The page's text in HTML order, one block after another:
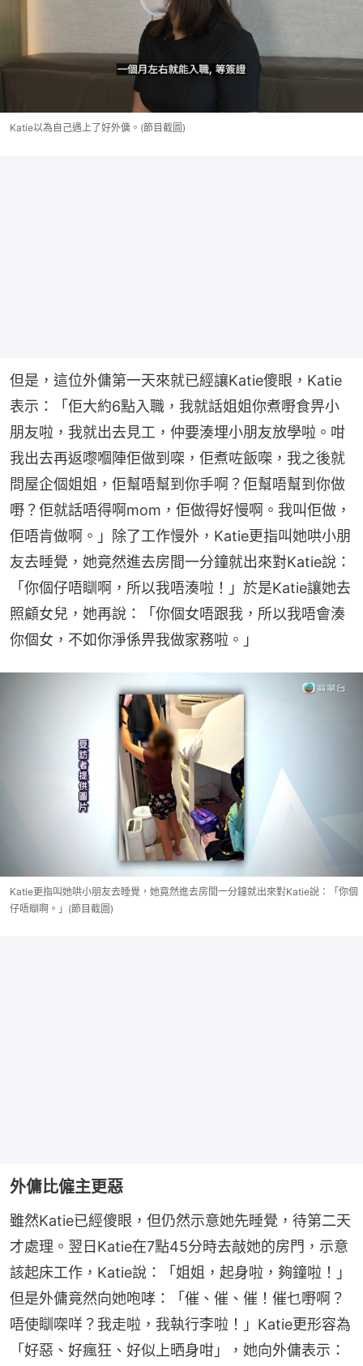
Katie以為自己遇上了好外傭。(節目截圖)
但是，這位外傭第一天來就已經讓Katie傻眼，Katie
表示：「佢大約6點入職，我就話姐姐你煮嘢食畀小
朋友啦，我就出去見工，仲要湊埋小朋友放學啦。咁
我出去再返嚟嗰陣佢做到㗎，佢煮咗飯㗎，我之後就
問屋企個姐姐，佢幫唔幫到你手啊？佢幫唔幫到你做
嘢？佢就話唔得啊mom，佢做得好慢啊。我叫佢做，
佢唔肯做啊。」除了工作慢外，Katie更指叫她哄小朋
友去睡覺，她竟然進去房間一分鐘就出來對Katie說：
「你個仔唔瞓啊，所以我唔湊啦！」於是Katie讓她去
照顧女兒，她再說：「你個女唔跟我，所以我唔會湊
你個女，不如你淨係畀我做家務啦。」
Katie更指叫她哄小朋友去睡覺，她竟然進去房間一分鐘就出來對Katie說：「你個
仔唔瞓啊。」(節目截圖)
外傭比僱主更惡
雖然Katie已經傻眼，但仍然示意她先睡覺，待第二天
才處理。翌日Katie在7點45分時去敲她的房門，示意
該起床工作，Katie說：「姐姐，起身啦，夠鐘啦！」
但是外傭竟然向她咆哮：「催、催、催！催乜嘢啊？
唔使瞓㗎咩？我走啦，我執行李啦！」Katie更形容為
「好惡、好瘋狂、好似上晒身咁」，她向外傭表示：